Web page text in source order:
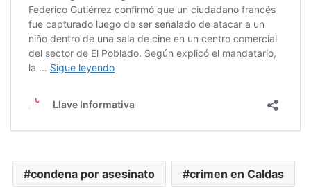
condena por asesinato crimen en Caldas